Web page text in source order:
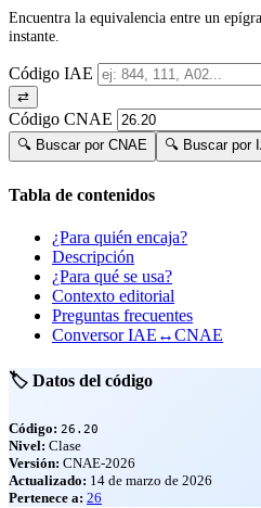
Encuentra la equivalencia entre un
instante.
Código IAE
⇄
Código CNAE
🔍 Buscar por CNAE 🔍 Buscar por
Tabla de contenidos
¿Para quién encaja?
Descripción
¿Para qué se usa?
Contexto editorial
Preguntas frecuentes
Conversor IAE↔CNAE
🏷️ Datos del código
Código: 26.20
Nivel: Clase
Versión: CNAE-2026
Actualizado: 14 de marzo de 2026
Pertenece a: 26